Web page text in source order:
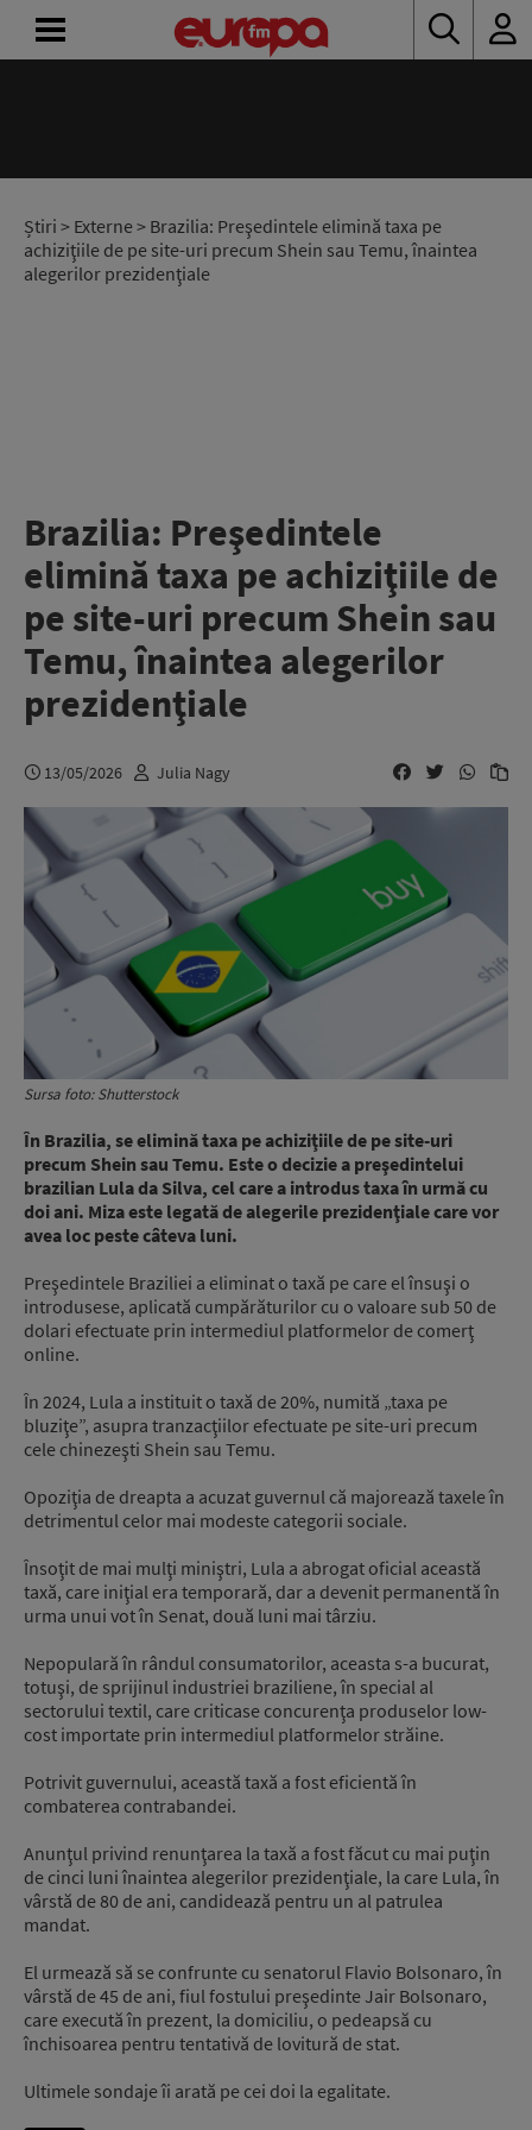
Știri > Externe> Brazilia: Preşedintele elimină taxa pe
achiziţiile de pe site-uri precum Shein sau Temu, înaintea
alegerilor prezidenţiale
Brazilia: Preşedintele
elimină taxa pe achiziţiile de
pe site-uri precum Shein sau
Temu, înaintea alegerilor
prezidenţiale
13/05/2026 Julia Nagy
Sursa foto: Shutterstock
În Brazilia, se elimină taxa pe achiziţiile de pe site-uri
precum Shein sau Temu. Este o decizie a preşedintelui
brazilian Lula da Silva, cel care a introdus taxa în urmă cu
doi ani. Miza este legată de alegerile prezidenţiale care vor
avea loc peste câteva luni.
Preşedintele Braziliei a eliminat o taxă pe care el însuşi o
introdusese, aplicată cumpărăturilor cu o valoare sub 50 de
dolari efectuate prin intermediul platformelor de comerţ
online.
În 2024, Lula a instituit o taxă de 20%, numită „taxa pe
bluziţe”, asupra tranzacţiilor efectuate pe site-uri precum
cele chinezeşti Shein sau Temu.
Opoziţia de dreapta a acuzat guvernul că majorează taxele în
detrimentul celor mai modeste categorii sociale.
Însoţit de mai mulţi miniştri, Lula a abrogat oficial această
taxă, care iniţial era temporară, dar a devenit permanentă în
urma unui vot în Senat, două luni mai târziu.
Nepopulară în rândul consumatorilor, aceasta s-a bucurat,
totuşi, de sprijinul industriei braziliene, în special al
sectorului textil, care criticase concurenţa produselor low-
cost importate prin intermediul platformelor străine.
Potrivit guvernului, această taxă a fost eficientă în
combaterea contrabandei.
Anunţul privind renunţarea la taxă a fost făcut cu mai puţin
de cinci luni înaintea alegerilor prezidenţiale, la care Lula, în
vârstă de 80 de ani, candidează pentru un al patrulea
mandat.
El urmează să se confrunte cu senatorul Flavio Bolsonaro, în
vârstă de 45 de ani, fiul fostului preşedinte Jair Bolsonaro,
care execută în prezent, la domiciliu, o pedeapsă cu
închisoarea pentru tentativă de lovitură de stat.
Ultimele sondaje îi arată pe cei doi la egalitate.
RADIO
CONCURSURI